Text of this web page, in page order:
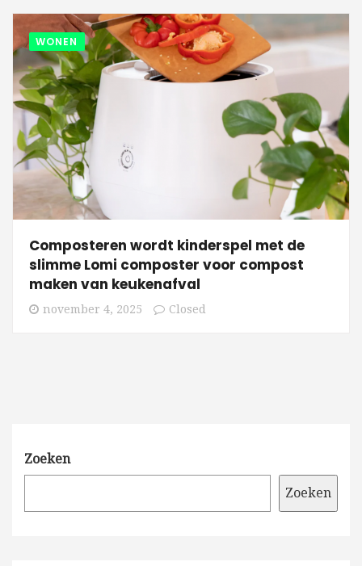
WONEN
Composteren wordt kinderspel met de
slimme Lomi composter voor compost
maken van keukenafval
november 4, 2025 Closed
Zoeken
Zoeken